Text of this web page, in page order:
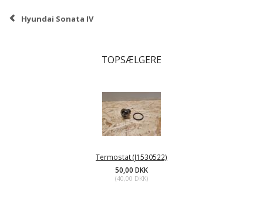
Hyundai Sonata IV
TOPSÆLGERE
Termostat (J1530522)
50,00 DKK
(40,00 DKK)